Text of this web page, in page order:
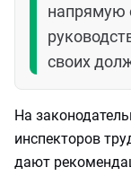
напрямую
своих
На
инспекторов
дают